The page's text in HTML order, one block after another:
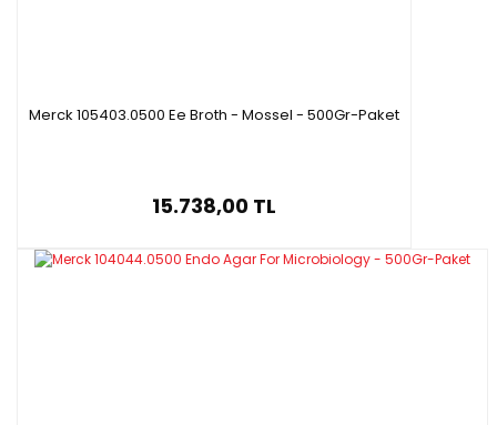
Merck 105403.0500 Ee Broth - Mossel - 500Gr-Paket
15.738,00 TL